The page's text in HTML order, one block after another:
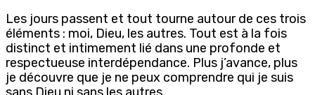
Les jours passent et tout tourne autour de ces trois
éléments : moi, Dieu, les autres. Tout est à la fois
distinct et intimement lié dans une profonde et
respectueuse interdépendance. Plus j’avance, plus
je découvre que je ne peux comprendre qui je suis